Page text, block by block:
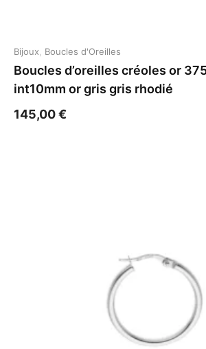
Bijoux Boucles d'Oreilles
Boucles d’oreilles créoles or
int10mm or gris gris rhodié
145,00€